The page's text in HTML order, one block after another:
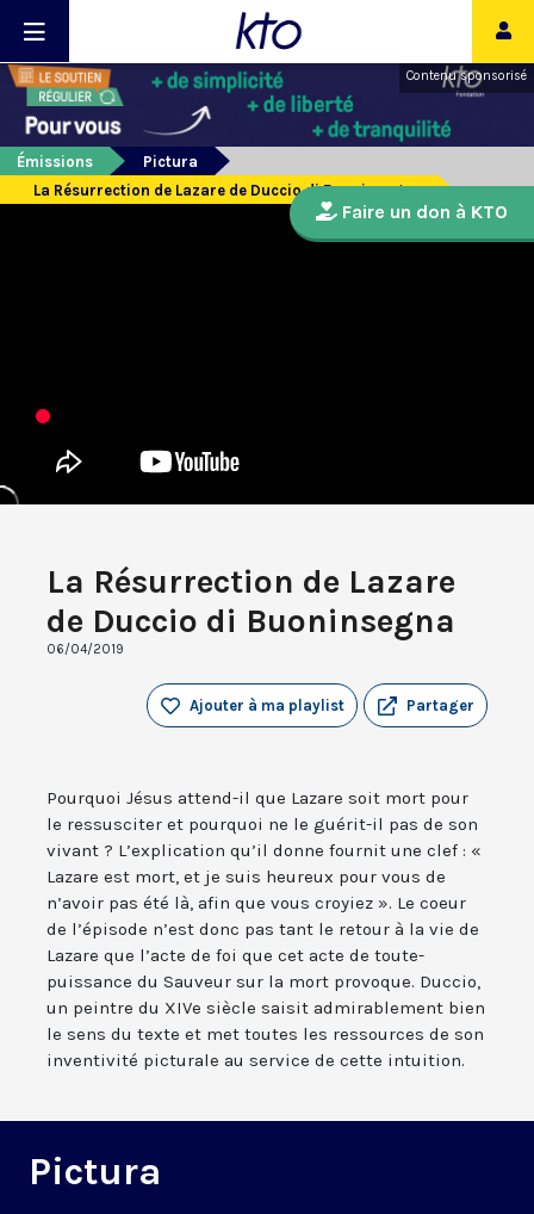
Contenu sponsorisé
Émissions
Pictura
La Résurrection de Lazare de Duccio di Buoninsegna
La Résurrection de Lazare
de Duccio di Buoninsegna
06/04/2019
Partager
Ajouter à ma playlist
Pourquoi Jésus attend-il que Lazare soit mort pour
le ressusciter et pourquoi ne le guérit-il pas de son
vivant ? L’explication qu’il donne fournit une clef : «
Lazare est mort, et je suis heureux pour vous de
n’avoir pas été là, afin que vous croyiez ». Le coeur
de l’épisode n’est donc pas tant le retour à la vie de
Lazare que l’acte de foi que cet acte de toute-
puissance du Sauveur sur la mort provoque. Duccio,
un peintre du XIVe siècle saisit admirablement bien
le sens du texte et met toutes les ressources de son
inventivité picturale au service de cette intuition.
Pictura
Faire un don à KTO